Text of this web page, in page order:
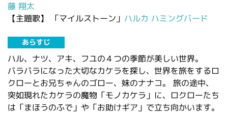
藤 翔太
【主題歌】
「マイルストーン」 ハルカ ハミングバード
あらすじ
ハル、ナツ、アキ、フユの４つの季節が美しい世界。
バラバラになった大切なカケラを探し、世界を旅をするロ
クローとお兄ちゃんのゴロー、妹のナナコ。 旅の途中、
突如現れたカケラの魔物「モノカケラ」に、ロクローたち
は「まほうのふで」や「お助けギア」で立ち向かいます。